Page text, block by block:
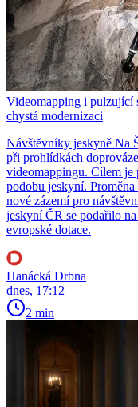
Videomapping i pulzující
chystá modernizaci
Návštěvníky jeskyně Na
při prohlídkách
videomappingu. Cílem je
podobu jeskyní.
nové zázemí pro
jeskyní ČR se podařilo
evropské dotace.
Hanácká Drbna
dnes, 17:12
2 min